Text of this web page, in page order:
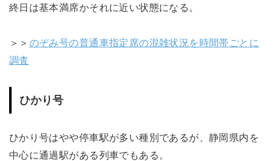
終日は基本満席かそれに近い状態になる。
＞＞ のぞみ号の普通車指定席の混雑状況を時間帯ごとに
調査
ひかり号
ひかり号はやや停車駅が多い種別であるが、静岡県内を
中心に通過駅がある列車でもある。